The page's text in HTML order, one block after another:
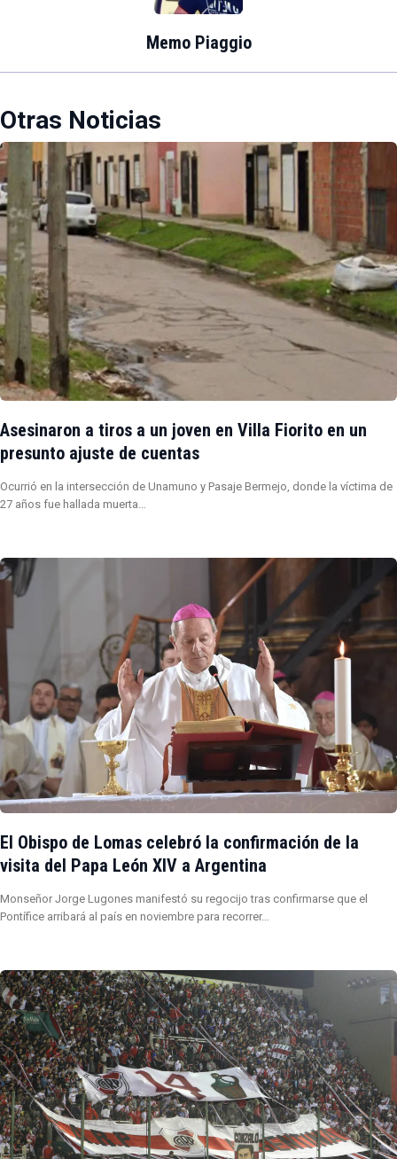
Memo Piaggio
Otras Noticias
Asesinaron a tiros a un joven en Villa Fiorito en un
presunto ajuste de cuentas
Ocurrió en la intersección de Unamuno y Pasaje Bermejo, donde la víctima de
27 años fue hallada muerta…
El Obispo de Lomas celebró la confirmación de la
visita del Papa León XIV a Argentina
Monseñor Jorge Lugones manifestó su regocijo tras confirmarse que el
Pontífice arribará al país en noviembre para recorrer…